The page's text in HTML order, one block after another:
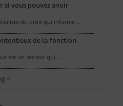
si vous pouvez avoir
du droit qui informe …
de la fonction
est un secteur qui, …
>